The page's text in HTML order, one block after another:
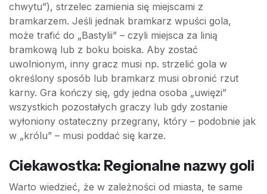
chwytu”), strzelec zamienia się miejscami z
bramkarzem. Jeśli jednak bramkarz wpuści gola,
może trafić do „Bastylii” – czyli miejsca za linią
bramkową lub z boku boiska. Aby zostać
uwolnionym, inny gracz musi np. strzelić gola w
określony sposób lub bramkarz musi obronić rzut
karny. Gra kończy się, gdy jedna osoba „uwięzi”
wszystkich pozostałych graczy lub gdy zostanie
wyłoniony ostateczny przegrany, który – podobnie jak
w „królu” – musi poddać się karze.
Ciekawostka: Regionalne nazwy goli
Warto wiedzieć, że w zależności od miasta, te same